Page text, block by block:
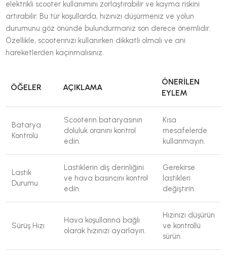
elektrikli scooter kullanımını zorlaştırabilir ve kayma riskini
artırabilir. Bu tür koşullarda, hızınızı düşürmeniz ve yolun
durumunu göz önünde bulundurmanız son derece önemlidir.
Özellikle, scooterınızı kullanırken dikkatli olmalı ve ani
hareketlerden kaçınmalısınız.
ÖĞELER AÇIKLAMA
ÖNERILEN
EYLEM
Batarya
Kontrolü
Scooterın bataryasının
doluluk oranını kontrol
edin.
Kısa
mesafelerde
kullanmayın.
Lastik
Durumu
Lastiklerin diş derinliğini
ve hava basıncını kontrol
edin.
Gerekirse
lastikleri
değiştirin.
Sürüş Hızı
Hava koşullarına bağlı
olarak hızınızı ayarlayın.
Hızınızı düşürün
ve kontrollü
sürün.